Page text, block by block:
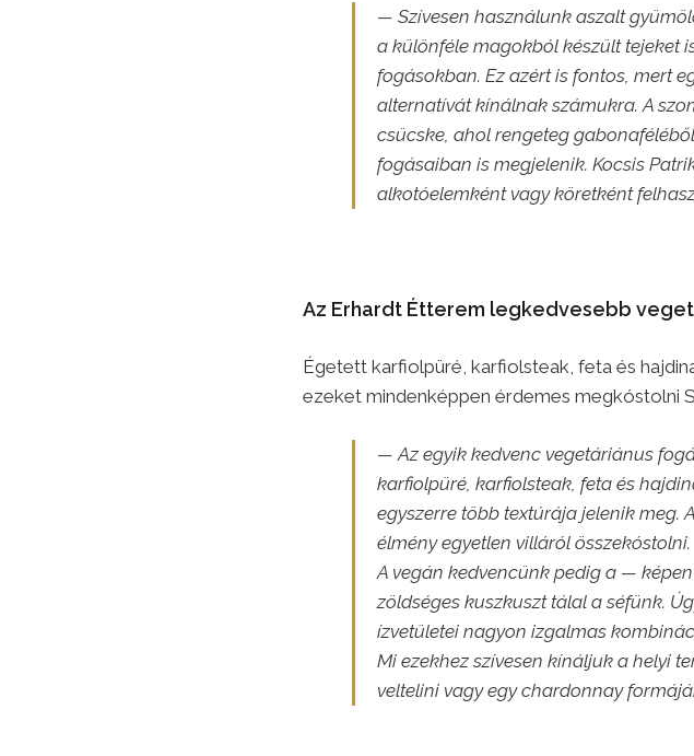
— Szívesen használunk aszalt
a különféle magokból készült tejeket
fogásokban. Ez azért is fontos, mert
alternatívát kínálnak számukra. A
csücske, ahol rengeteg
fogásaiban is megjelenik. Kocsis
alkotóelemként vagy köretként
Az Erhardt Étterem legkedvesebb
Égetett karfiolpüré, karfiolsteak, feta és
ezeket mindenképpen érdemes megkóstolni
— Az egyik kedvenc vegetáriánus
karfiolpüré, karfiolsteak, feta és
egyszerre több textúrája jelenik meg.
élmény egyetlen villáról összekóstolni.
A vegán kedvencünk pedig a —
zöldséges kuszkuszt tálal a séfünk.
ízvetületei nagyon izgalmas
Mi ezekhez szívesen kínáljuk a helyi
veltelini vagy egy chardonnay